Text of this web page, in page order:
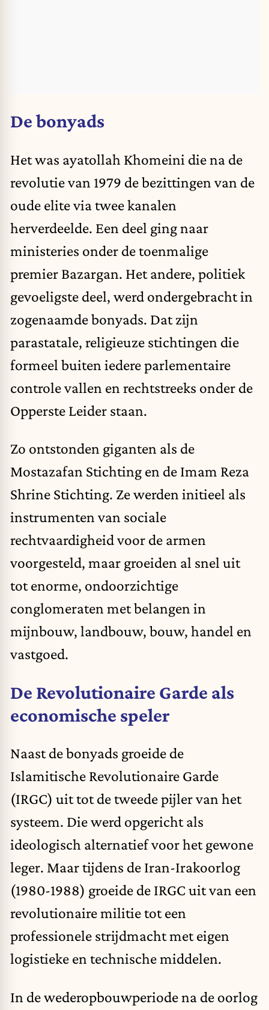
De bonyads
Het was ayatollah Khomeini die na de
revolutie van 1979 de bezittingen van de
oude elite via twee kanalen
herverdeelde. Een deel ging naar
ministeries onder de toenmalige
premier Bazargan. Het andere, politiek
gevoeligste deel, werd ondergebracht in
zogenaamde bonyads. Dat zijn
parastatale, religieuze stichtingen die
formeel buiten iedere parlementaire
controle vallen en rechtstreeks onder de
Opperste Leider staan.
Zo ontstonden giganten als de
Mostazafan Stichting en de Imam Reza
Shrine Stichting. Ze werden initieel als
instrumenten van sociale
rechtvaardigheid voor de armen
voorgesteld, maar groeiden al snel uit
tot enorme, ondoorzichtige
conglomeraten met belangen in
mijnbouw, landbouw, bouw, handel en
vastgoed.
De Revolutionaire Garde als
economische speler
Naast de bonyads groeide de
Islamitische Revolutionaire Garde
(IRGC) uit tot de tweede pijler van het
systeem. Die werd opgericht als
ideologisch alternatief voor het gewone
leger. Maar tijdens de Iran-Irakoorlog
(1980-1988) groeide de IRGC uit van een
revolutionaire militie tot een
professionele strijdmacht met eigen
logistieke en technische middelen.
In de wederopbouwperiode na de oorlog